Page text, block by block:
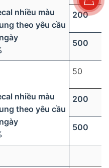
nhiều màu
theo yêu cầu
200
500
nhiều màu
theo yêu cầu
50
200
500